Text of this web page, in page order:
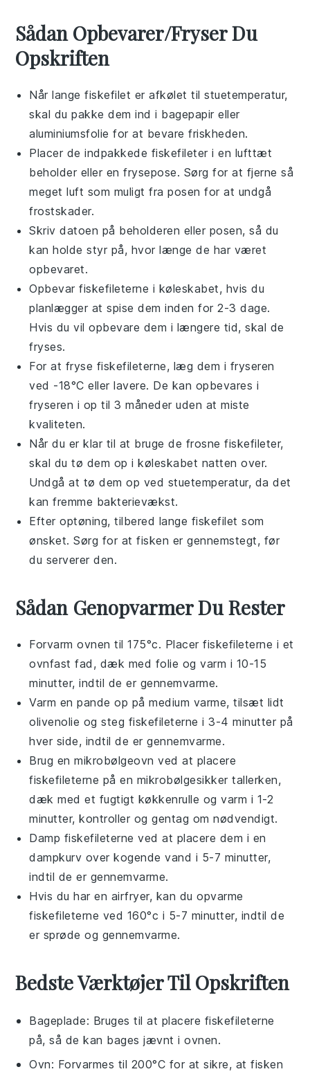
Sådan Opbevarer/Fryser Du
Opskriften
Nårlange fiskefilet er afkølet til stuetemperatur,
skal du pakke dem ind i bagepapir eller
aluminiumsfolie for at bevare friskheden.
Placer de indpakkede fiskefileter i en lufttæt
beholder eller en frysepose. Sørg for at fjerne så
meget luft som muligt fra posen for at undgå
frostskader.
Skriv datoen på beholderen eller posen, så du
kan holde styr på, hvor længe de har været
opbevaret.
Opbevar fiskefileterne i køleskabet, hvis du
planlægger at spise dem inden for 2-3 dage.
Hvis du vil opbevare dem i længere tid, skal de
fryses.
For at fryse fiskefileterne, læg dem i fryseren
ved -18°C eller lavere. De kan opbevares i
fryseren i op til 3 måneder uden at miste
kvaliteten.
Når du er klar til at bruge de frosne fiskefileter,
skal du tø dem op i køleskabet natten over.
Undgå at tø dem op ved stuetemperatur, da det
kan fremme bakterievækst.
Efter optøning, tilbered lange fiskefilet som
ønsket. Sørg for at fisken er gennemstegt, før
du serverer den.
Sådan Genopvarmer Du Rester
Forvarm ovnen til 175°c. Placerfiskefileterne i et
ovnfast fad, dæk med folie og varm i 10-15
minutter, indtil de er gennemvarme.
Varm en pande op på medium varme, tilsæt lidt
olivenolie og steg fiskefileterne i 3-4 minutter på
hver side, indtil de er gennemvarme.
Brug en mikrobølgeovn ved at placere
fiskefileterne på en mikrobølgesikker tallerken,
dæk med et fugtigt køkkenrulle og varm i 1-2
minutter, kontroller og gentag om nødvendigt.
Damp fiskefileterne ved at placere dem i en
dampkurv over kogende vand i 5-7 minutter,
indtil de er gennemvarme.
Hvis du har en airfryer, kan du opvarme
fiskefileterne ved 160°c i 5-7 minutter, indtil de
er sprøde og gennemvarme.
Bedste Værktøjer Til Opskriften
Bageplade: Bruges til at placere fiskefileterne
på, så de kan bages jævnt i ovnen.
Ovn: Forvarmes til 200°C for at sikre, at fisken